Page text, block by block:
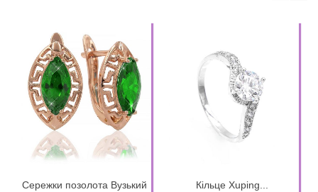
Сережки позолота Вузький
Кільце Xuping...